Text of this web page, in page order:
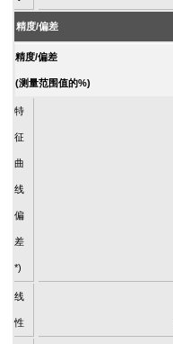
精度/偏差
精度/偏差
(测量范围值的%)
特
征
曲
线
偏
差
*)
线
性